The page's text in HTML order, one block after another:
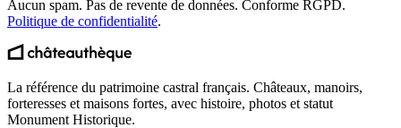
Aucun spam. Pas de revente de données. Conforme RGPD.
Politique de confidentialité.
La référence du patrimoine castral français. Châteaux, manoirs,
forteresses et maisons fortes, avec histoire, photos et statut
Monument Historique.